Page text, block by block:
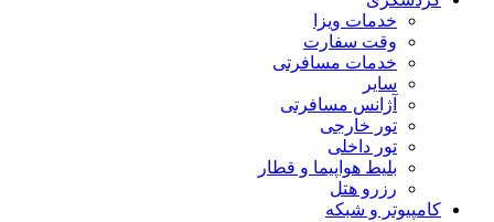
خدمات ویزا
وقت سفارت
خدمات مسافرتی
سایر
آژانس مسافرتی
تور خارجی
تور داخلی
بلیط هواپیما و قطار
رزرو هتل
کامپیوتر و شبکه